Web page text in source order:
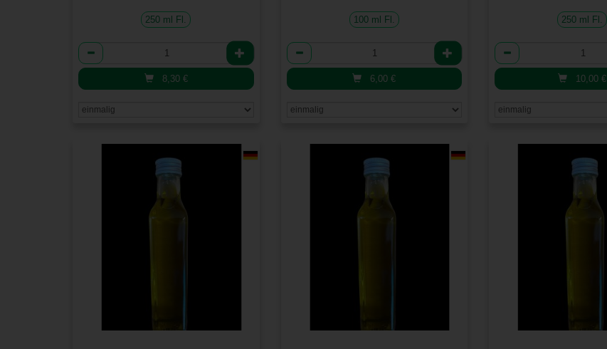
250 ml Fl.
Anzahl
8,30 €
100 ml Fl.
Anzahl
6,00€
250 ml Fl.
Anzahl
10,00€